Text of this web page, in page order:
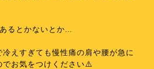
るとかないとか...
えすぎても慢性痛の肩や腰が急に
でお気をつけください⚠️